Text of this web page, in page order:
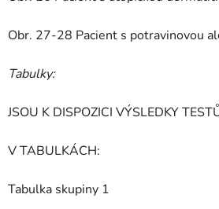
Obr. 27-28 Pacient s potravinovou
Tabulky:
JSOU K DISPOZICI VÝSLEDKY
V TABULKÁCH:
Tabulka skupiny 1